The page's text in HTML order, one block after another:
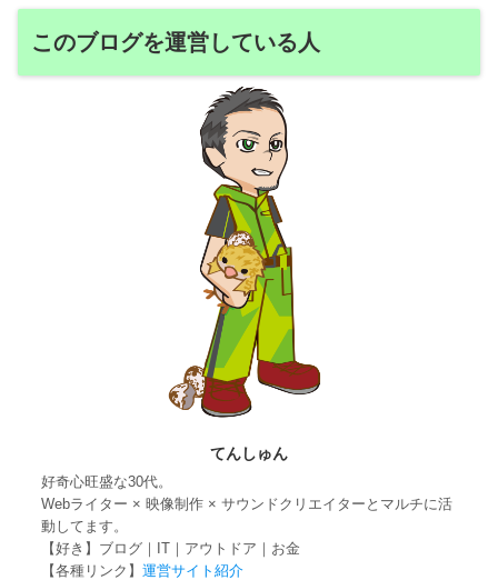
このブログを運営している人
てんしゅん
好奇心旺盛な30代。
Webライター × 映像制作 × サウンドクリエイターとマルチに活
動してます。
【好き】ブログ｜IT｜アウトドア｜お金
【各種リンク】運営サイト紹介